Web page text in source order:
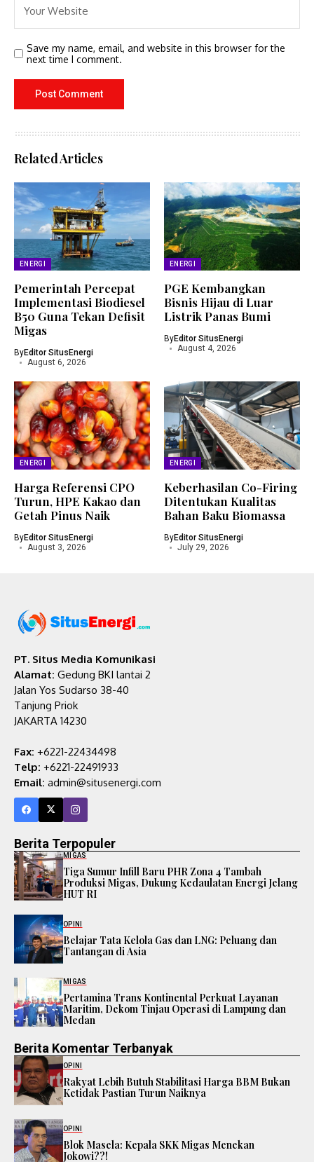
Save my name, email, and website in this browser for the
next time I comment.
Related Articles
ENERGI
Pemerintah Percepat
Implementasi Biodiesel
B50 Guna Tekan Defisit
Migas
ByEditor SitusEnergi
August 6, 2026
ENERGI
PGE Kembangkan
Bisnis Hijau di Luar
Listrik Panas Bumi
ByEditor SitusEnergi
August 4, 2026
ENERGI
Harga Referensi CPO
Turun, HPE Kakao dan
Getah Pinus Naik
ByEditor SitusEnergi
August 3, 2026
ENERGI
Keberhasilan Co-Firing
Ditentukan Kualitas
Bahan Baku Biomassa
ByEditor SitusEnergi
July 29, 2026
PT. Situs Media Komunikasi
Alamat: Gedung BKI lantai 2
Jalan Yos Sudarso 38-40
Tanjung Priok
JAKARTA 14230
Fax: +6221-22434498
Telp: +6221-22491933
Email: admin@situsenergi.com
Berita Terpopuler
MIGAS
Tiga Sumur Infill Baru PHR Zona 4 Tambah
Produksi Migas, Dukung Kedaulatan Energi Jelang
HUT RI
OPINI
Belajar Tata Kelola Gas dan LNG: Peluang dan
Tantangan di Asia
MIGAS
Pertamina Trans Kontinental Perkuat Layanan
Maritim, Dekom Tinjau Operasi di Lampung dan
Medan
Berita Komentar Terbanyak
OPINI
Rakyat Lebih Butuh Stabilitasi Harga BBM Bukan
Ketidak Pastian Turun Naiknya
OPINI
Blok Masela: Kepala SKK Migas Menekan
Jokowi??!